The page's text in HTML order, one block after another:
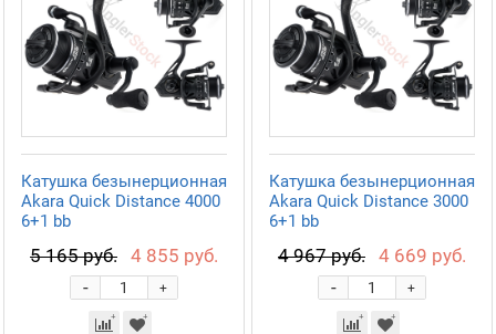
Катушка безынерционная
Akara Quick Distance 4000
6+1 bb
5 165 руб. 4 855 руб.
+
-
Катушка безынерционная
Akara Quick Distance 3000
6+1 bb
4 967 руб. 4 669 руб.
+
-